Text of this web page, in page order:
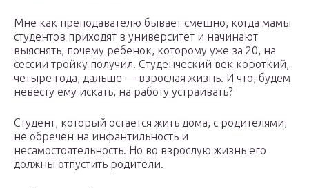
Мне как преподавателю бывает смешно, когда мамы
студентов приходят в университет и начинают
выяснять, почему ребенок, которому уже за 20, на
сессии тройку получил. Студенческий век короткий,
четыре года, дальше — взрослая жизнь. И что, будем
невесту ему искать, на работу устраивать?
Студент, который остается жить дома, с родителями,
не обречен на инфантильность и
несамостоятельность. Но во взрослую жизнь его
должны отпустить родители.